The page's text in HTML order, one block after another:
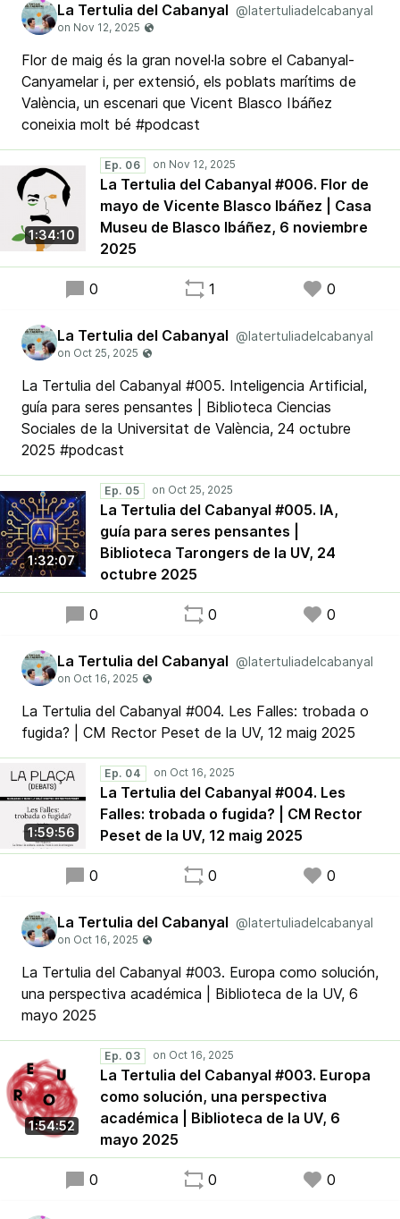
La Tertulia del Cabanyal @latertuliadelcabanyal
Flor de maig és la gran novel·la sobre el Cabanyal-
Canyamelar i, per extensió, els poblats marítims de
València, un escenari que Vicent Blasco Ibáñez
coneixia molt bé #podcast
1:34:10
Ep. 06
La Tertulia del Cabanyal #006. Flor de
mayo de Vicente Blasco Ibáñez | Casa
Museu de Blasco Ibáñez, 6 noviembre
2025
0 1 0
La Tertulia del Cabanyal @latertuliadelcabanyal
La Tertulia del Cabanyal #005. Inteligencia Artificial,
guía para seres pensantes | Biblioteca Ciencias
Sociales de la Universitat de València, 24 octubre
2025 #podcast
1:32:07
Ep. 05
La Tertulia del Cabanyal #005. IA,
guía para seres pensantes |
Biblioteca Tarongers de la UV, 24
octubre 2025
0 0 0
La Tertulia del Cabanyal @latertuliadelcabanyal
La Tertulia del Cabanyal #004. Les Falles: trobada o
fugida? | CM Rector Peset de la UV, 12 maig 2025
1:59:56
Ep. 04
La Tertulia del Cabanyal #004. Les
Falles: trobada o fugida? | CM Rector
Peset de la UV, 12 maig 2025
0 0 0
La Tertulia del Cabanyal @latertuliadelcabanyal
La Tertulia del Cabanyal #003. Europa como solución,
una perspectiva académica | Biblioteca de la UV, 6
mayo 2025
1:54:52
Ep. 03
La Tertulia del Cabanyal #003. Europa
como solución, una perspectiva
académica | Biblioteca de la UV, 6
mayo 2025
0 0 0